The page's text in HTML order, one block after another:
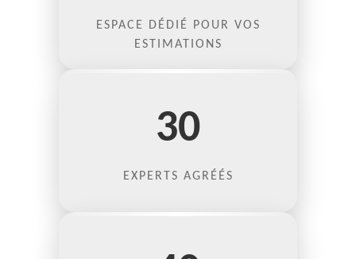
ESPACE DÉDIÉ POUR VOS
ESTIMATIONS
30
EXPERTS AGRÉÉS